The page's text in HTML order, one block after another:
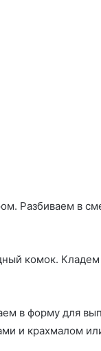
Разбиваем в
комок.
в форму для
и крахмалом